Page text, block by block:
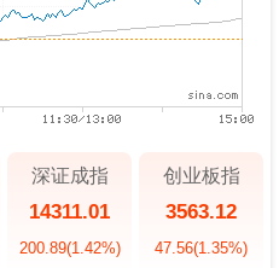
深证成指
14311.01
200.89(1.42%)
创业板指
3563.12
47.56(1.35%)